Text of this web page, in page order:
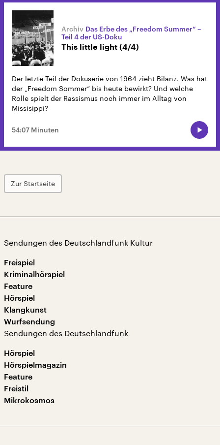
Das Erbe des „Freedom Summer“ –
Teil 4 der US-Doku
This little light (4/4)
Der letzte Teil der Dokuserie von 1964 zieht Bilanz. Was hat
der „Freedom Sommer“ bis heute bewirkt? Und welche
Rolle spielt der Rassismus noch immer im Alltag von
Missisippi?
54:07 Minuten
Zur Startseite
Sendungen des Deutschlandfunk Kultur
Freispiel
Kriminalhörspiel
Feature
Hörspiel
Klangkunst
Wurfsendung
Sendungen des Deutschlandfunk
Hörspiel
Hörspielmagazin
Feature
Freistil
Mikrokosmos